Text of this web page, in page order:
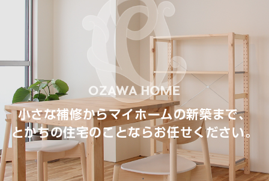
小さな補修からマイホームの新築まで、
とかちの住宅のことならお任せください。